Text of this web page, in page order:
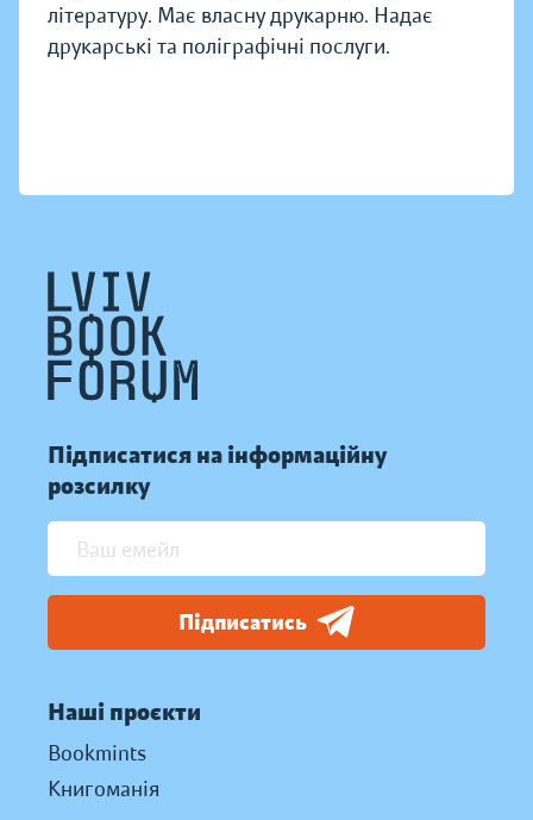
літературу. Має власну друкарню. Надає
друкарські та поліграфічні послуги.
Підписатися на інформаційну
розсилку
Підписатись
Наші проєкти
Bookmints
Книгоманія